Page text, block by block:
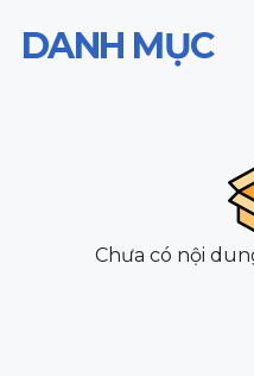
DANH MỤC
Chưa có nội